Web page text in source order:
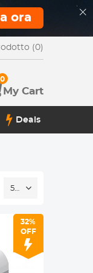
ora
(0)
My Cart
0
Deals
52
32%
OFF